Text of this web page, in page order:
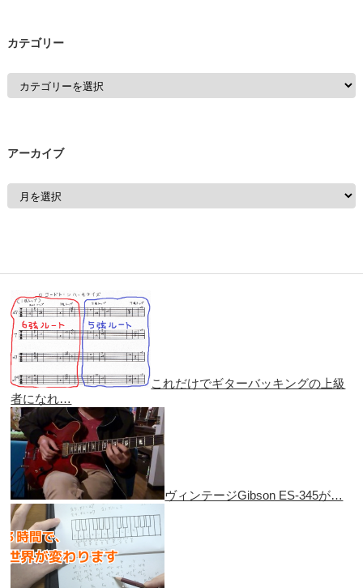
カテゴリー
アーカイブ
これだけでギターバッキングの上級
者になれ…
ヴィンテージGibson ES-345が…